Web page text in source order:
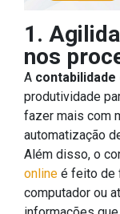
1.
nos
A contabilidade
produtividade
fazer mais com
automatização
Além disso, o
online é feito de
computador ou